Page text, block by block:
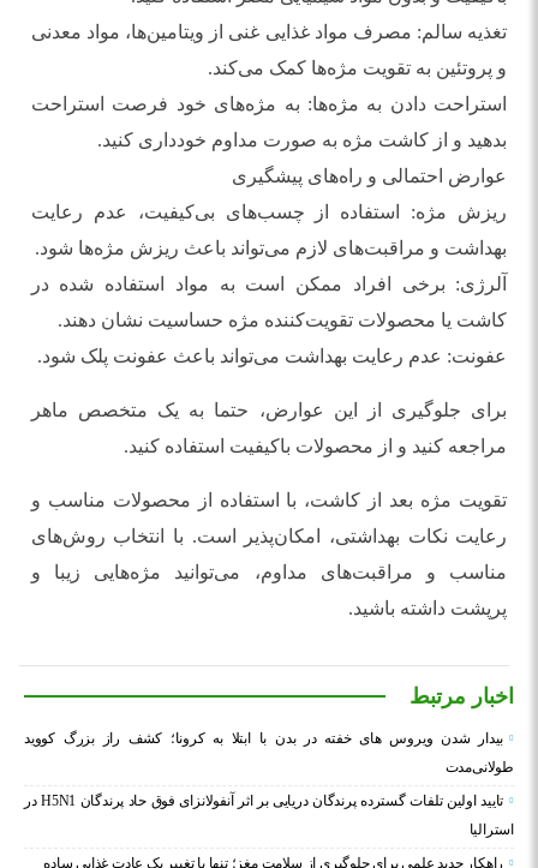
تغذیه سالم: مصرف مواد غذایی غنی از ویتامین‌ها، مواد معدنی
و پروتئین به تقویت مژه‌ها کمک می‌کند.
استراحت دادن به مژه‌ها: به مژه‌های خود فرصت استراحت
بدهید و از کاشت مژه به صورت مداوم خودداری کنید.
عوارض احتمالی و راه‌های پیشگیری
ریزش مژه: استفاده از چسب‌های بی‌کیفیت، عدم رعایت
بهداشت و مراقبت‌های لازم می‌تواند باعث ریزش مژه‌ها شود.
آلرژی: برخی افراد ممکن است به مواد استفاده شده در
کاشت یا محصولات تقویت‌کننده مژه حساسیت نشان دهند.
عفونت: عدم رعایت بهداشت می‌تواند باعث عفونت پلک شود.
برای جلوگیری از این عوارض، حتما به یک متخصص ماهر
مراجعه کنید و از محصولات باکیفیت استفاده کنید.
تقویت مژه بعد از کاشت، با استفاده از محصولات مناسب و
رعایت نکات بهداشتی، امکان‌پذیر است. با انتخاب روش‌های
مناسب و مراقبت‌های مداوم، می‌توانید مژه‌هایی زیبا و
پرپشت داشته باشید.
اخبار مرتبط
بیدار شدن ویروس‌ های خفته در بدن با ابتلا به کرونا؛ کشف راز بزرگ کووید
طولانی‌مدت
تایید اولین تلفات گسترده پرندگان دریایی بر اثر آنفولانزای فوق حاد پرندگان H5N1 در
استرالیا
راهکار جدید علمی برای جلوگیری از سلامت مغز؛ تنها با تغییر یک عادت غذایی ساده